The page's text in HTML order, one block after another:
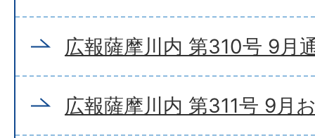
広報薩摩川内 第310号 9月
広報薩摩川内 第311号 9月